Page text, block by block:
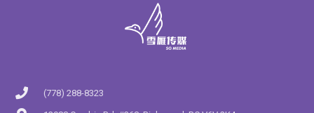
(778) 288-8323